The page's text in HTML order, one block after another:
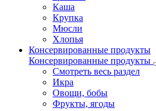
Каша
Крупка
Мюсли
Хлопья
Консервированные продукты
Консервированные продукты
Смотреть весь раздел
Икра
Овощи, бобы
Фрукты, ягоды